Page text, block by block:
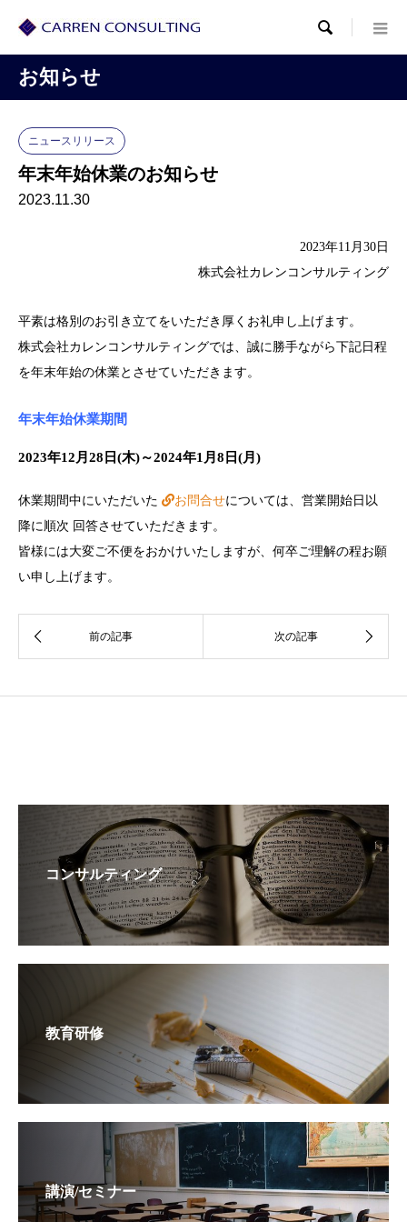

お知らせ
ニュースリリース
年末年始休業のお知らせ
2023.11.30
2023年11月30日
株式会社カレンコンサルティング
平素は格別のお引き立てをいただき厚くお礼申し上げます。
株式会社カレンコンサルティングでは、誠に勝手ながら下記日程
を年末年始の休業とさせていただきます。
年末年始休業期間
2023年12月28日(木)～2024年1月8日(月)
休業期間中にいただいた お問合せについては、営業開始日以
降に順次 回答させていただきます。
皆様には大変ご不便をおかけいたしますが、何卒ご理解の程お願
い申し上げます。
コンサルティング
教育研修
講演/セミナー